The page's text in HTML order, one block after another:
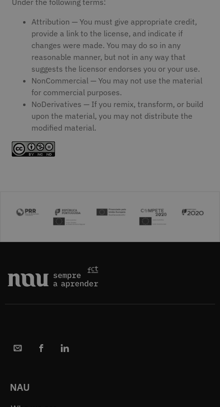
Attribution — You must give appropriate credit,
provide a link to the license, and indicate if
changes were made. You may do so in any
reasonable manner, but not in any way that
suggests the licensor endorses you or your use.
NonCommercial — You may not use the material
for commercial purposes.
NoDerivatives — If you remix, transform, or build
upon the material, you may not distribute the
modified material.
NAU